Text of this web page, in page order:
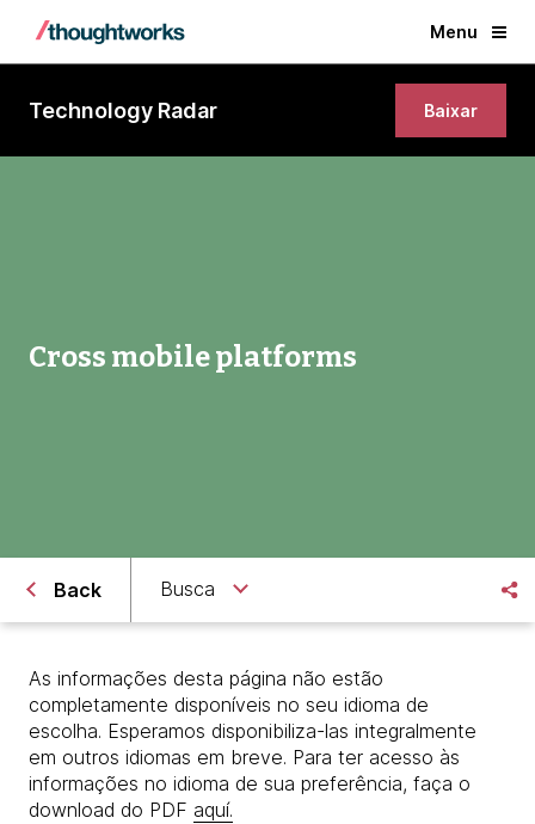
Menu
Technology Radar Baixar
Cross mobile platforms
Back Busca
As informações desta página não estão
completamente disponíveis no seu idioma de
escolha. Esperamos disponibiliza-las integralmente
em outros idiomas em breve. Para ter acesso às
informações no idioma de sua preferência, faça o
download do PDF aquí.